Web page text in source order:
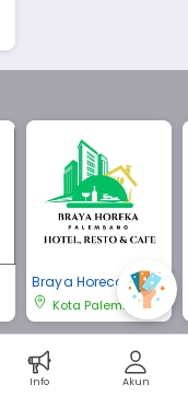
Braya Horeca Pale
mbang
Kota Palembang
Info Akun